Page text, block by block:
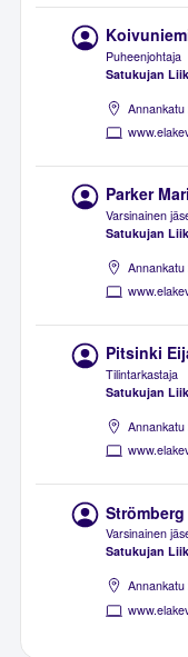
Puheenjohtaja
Satukujan
Parker
Varsinainen
Satukujan
Pitsinki
Tilintarkastaja
Satukujan
Varsinainen
Satukujan